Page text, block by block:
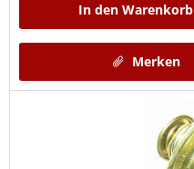
In den Warenkorb
Merken